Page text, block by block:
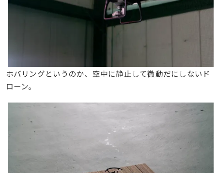
ホバリングというのか、空中に静止して微動だにしないド
ローン。